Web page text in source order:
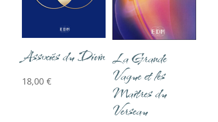
Associés du Divin
18,00 €
La Grande
Vague et les
Maîtres du
Verseau